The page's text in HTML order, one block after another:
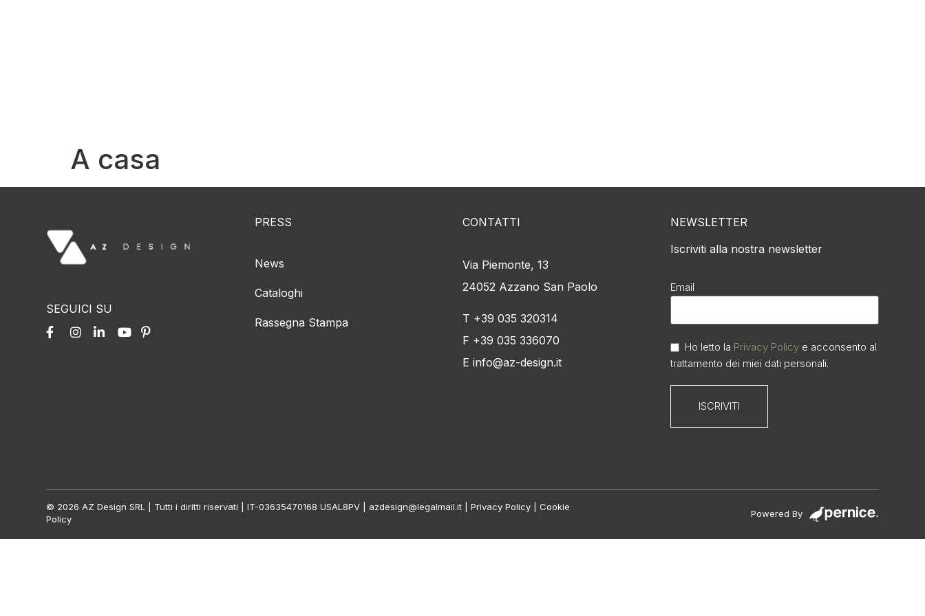
A casa
SEGUICI SU
PRESS
News
Cataloghi
Rassegna Stampa
CONTATTI
Via Piemonte, 13
24052 Azzano San Paolo
T +39 035 320314
F +39 035 336070
E info@az-design.it
NEWSLETTER
Iscriviti alla nostra newsletter
Email
Ho letto la Privacy Policy e acconsento al
trattamento dei miei dati personali.
© 2026 AZ Design SRL | Tutti i diritti riservati | IT-03635470168 USAL8PV | azdesign@legalmail.it |Privacy Policy |Cookie
Policy
Powered By